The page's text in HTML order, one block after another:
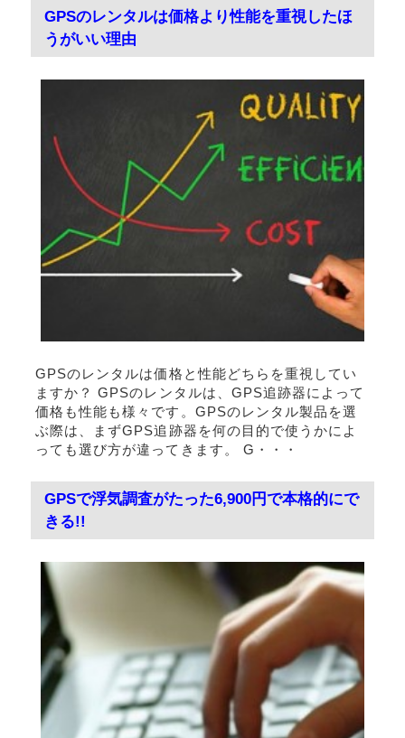
GPSのレンタルは価格より性能を重視したほ
うがいい理由
GPSのレンタルは価格と性能どちらを重視してい
ますか？ GPSのレンタルは、GPS追跡器によって
価格も性能も様々です。GPSのレンタル製品を選
ぶ際は、まずGPS追跡器を何の目的で使うかによ
っても選び方が違ってきます。 G・・・
GPSで浮気調査がたった6,900円で本格的にで
きる!!